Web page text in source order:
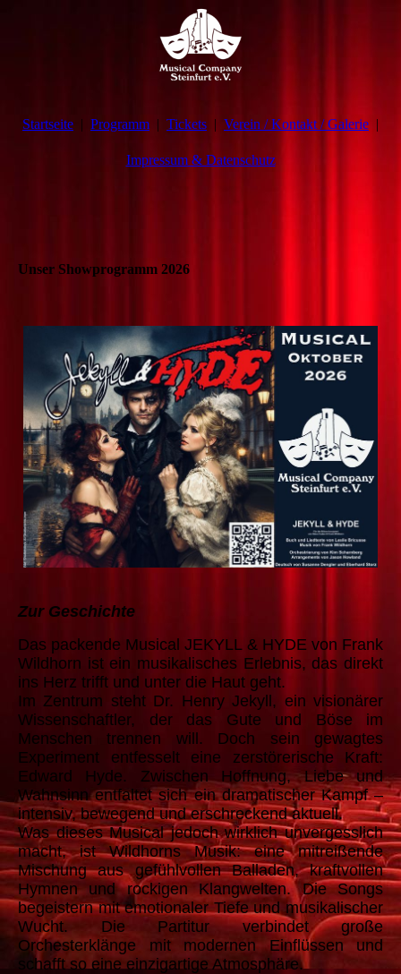
Startseite Programm Tickets Verein / Kontakt / Galerie
Impressum & Datenschutz
Unser Showprogramm 2026
Zur Geschichte
Das packende Musical JEKYLL & HYDE von Frank
Wildhorn ist ein musikalisches Erlebnis, das direkt
ins Herz trifft und unter die Haut geht.
Im Zentrum steht Dr. Henry Jekyll, ein visionärer
Wissenschaftler, der das Gute und Böse im
Menschen trennen will. Doch sein gewagtes
Experiment entfesselt eine zerstörerische Kraft:
Edward Hyde. Zwischen Hoffnung, Liebe und
Wahnsinn entfaltet sich ein dramatischer Kampf –
intensiv, bewegend und erschreckend aktuell.
Was dieses Musical jedoch wirklich unvergesslich
macht, ist Wildhorns Musik: eine mitreißende
Mischung aus gefühlvollen Balladen, kraftvollen
Hymnen und rockigen Klangwelten. Die Songs
begeistern mit emotionaler Tiefe und musikalischer
Wucht. Die Partitur verbindet große
Orchesterklänge mit modernen Einflüssen und
schafft so eine einzigartige Atmosphäre.